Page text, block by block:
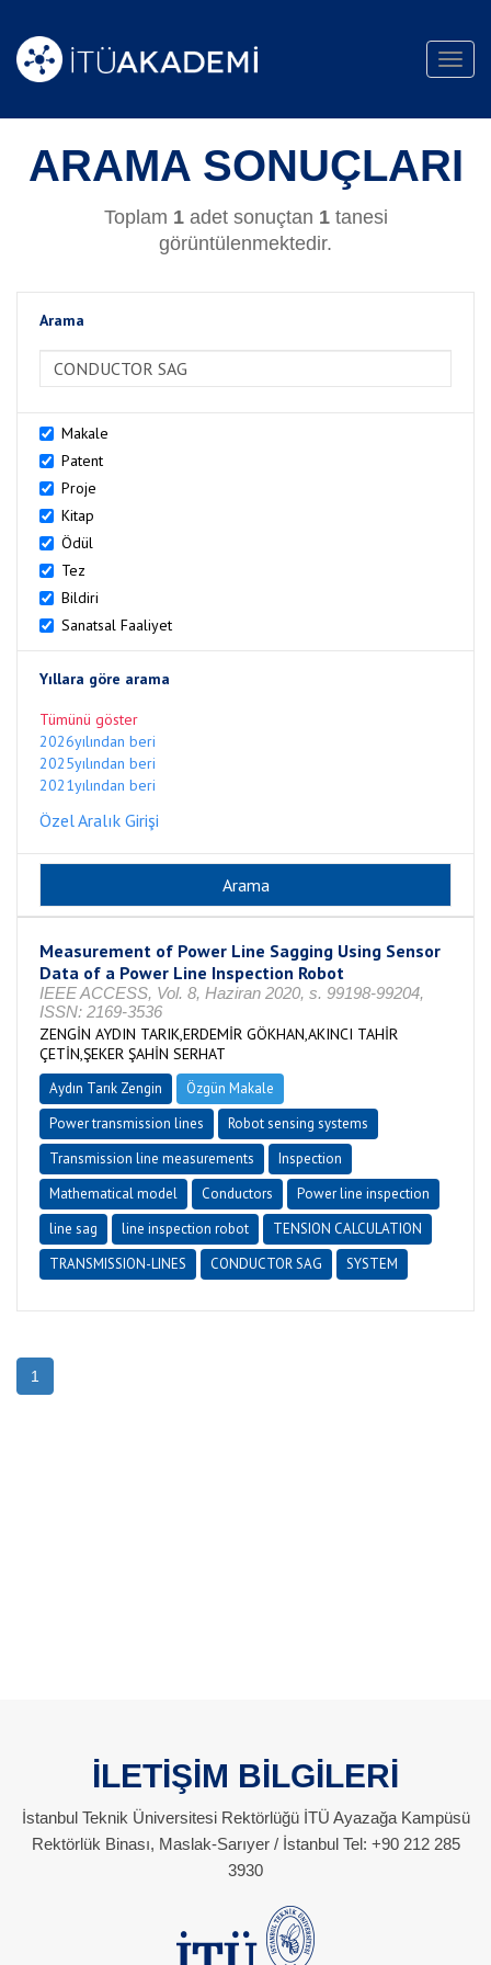
ARAMA SONUÇLARI
Toplam 1adet sonuçtan 1tanesi
görüntülenmektedir.
Arama
Makale
Patent
Proje
Kitap
Ödül
Tez
Bildiri
Sanatsal Faaliyet
Yıllara göre arama
Tümünü göster
2026yılından beri
2025yılından beri
2021yılından beri
Özel Aralık Girişi
Measurement of Power Line Sagging Using Sensor
Data of a Power Line Inspection Robot
IEEE ACCESS, Vol. 8, Haziran 2020, s. 99198-99204,
ISSN: 2169-3536
ZENGİN AYDIN TARIK,ERDEMİR GÖKHAN,AKINCI TAHİR
ÇETİN,ŞEKER ŞAHİN SERHAT
Aydın Tarık Zengin
Özgün Makale
Power transmission lines
Robot sensing systems
Transmission line measurements
Inspection
Mathematical model
Conductors
Power line inspection
line sag
line inspection robot
TENSION CALCULATION
TRANSMISSION-LINES
CONDUCTOR SAG SYSTEM
1
İLETİŞİM BİLGİLERİ
İstanbul Teknik Üniversitesi Rektörlüğü İTÜ Ayazağa Kampüsü
Rektörlük Binası, Maslak-Sarıyer / İstanbul Tel: +90 212 285
3930